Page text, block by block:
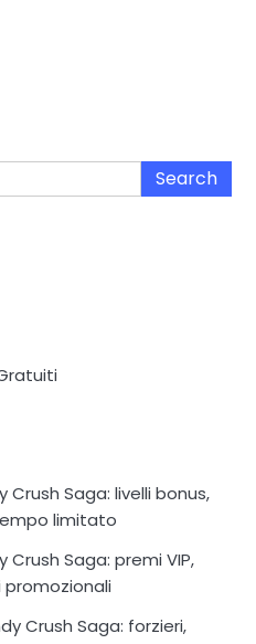
Saga: livelli bonus,
limitato
Saga: premi VIP,
promozionali
Crush Saga: forzieri,